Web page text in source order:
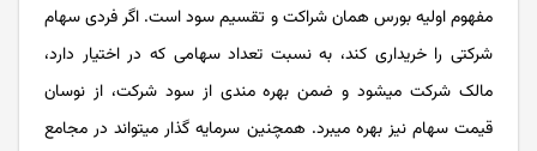
مفهوم اولیه بورس همان شراکت و تقسیم سود است. اگر فردی سهام
شرکتی را خریداری کند، به نسبت تعداد سهامی که در اختیار دارد،
مالک شرکت میشود و ضمن بهره مندی از سود شرکت، از نوسان
قیمت سهام نیز بهره میبرد. همچنین سرمایه گذار میتواند در مجامع